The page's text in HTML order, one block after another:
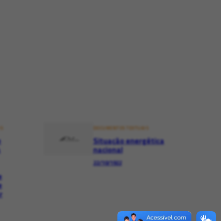
DOCUMENTOS TEXTUAIS
Situação energética
nacional
22/10/1922